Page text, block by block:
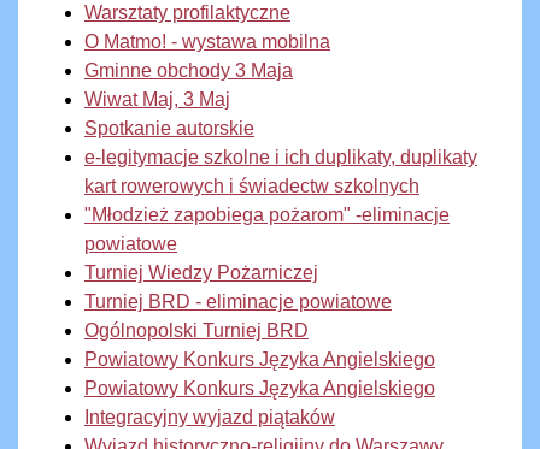
Warsztaty profilaktyczne
O Matmo! - wystawa mobilna
Gminne obchody 3 Maja
Wiwat Maj, 3 Maj
Spotkanie autorskie
e-legitymacje szkolne i ich duplikaty, duplikaty
kart rowerowych i świadectw szkolnych
"Młodzież zapobiega pożarom" -eliminacje
powiatowe
Turniej Wiedzy Pożarniczej
Turniej BRD - eliminacje powiatowe
Ogólnopolski Turniej BRD
Powiatowy Konkurs Języka Angielskiego
Powiatowy Konkurs Języka Angielskiego
Integracyjny wyjazd piątaków